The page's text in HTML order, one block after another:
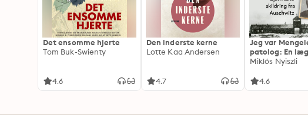
Det ensomme hjerte
Tom Buk-Swienty
4.6
Den inderste kerne
Lotte Kaa Andersen
4.7
Jeg var
patolog: En
Miklós Nyiszli
4.6